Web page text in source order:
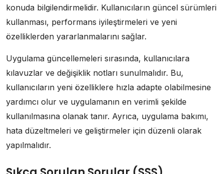
konuda bilgilendirmelidir. Kullanıcıların güncel sürümleri
kullanması, performans iyileştirmeleri ve yeni
özelliklerden yararlanmalarını sağlar.
Uygulama güncellemeleri sırasında, kullanıcılara
kılavuzlar ve değişiklik notları sunulmalıdır. Bu,
kullanıcıların yeni özelliklere hızla adapte olabilmesine
yardımcı olur ve uygulamanın en verimli şekilde
kullanılmasına olanak tanır. Ayrıca, uygulama bakımı,
hata düzeltmeleri ve geliştirmeler için düzenli olarak
yapılmalıdır.